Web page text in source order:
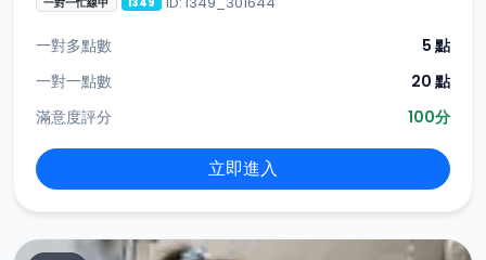
一對多點數
5 點
一對一點數
20 點
滿意度評分
100分
立即進入